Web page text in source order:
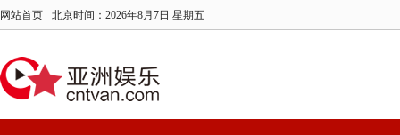
网站首页 北京时间： 2026年8月7日 星期五